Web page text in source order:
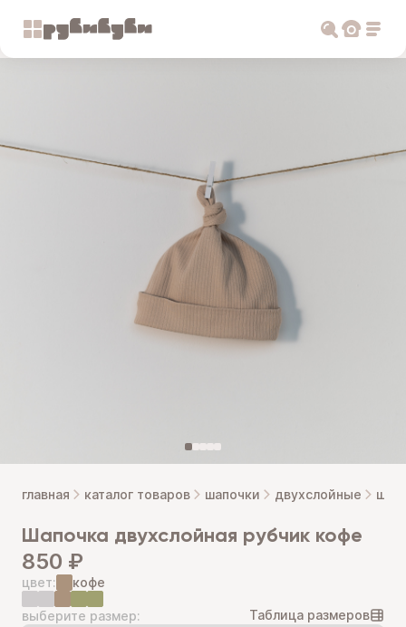
главная каталог товаров шапочки двухслойные
шапочка двухслойная рубчик кофе
850 ₽
цвет: кофе
выберите размер: Таблица размеров